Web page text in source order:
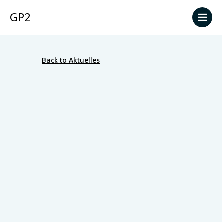
GP2
Back to Aktuelles